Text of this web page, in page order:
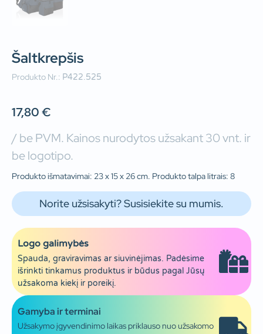
Šaltkrepšis
Produkto Nr.: P422.525
17,80€
/ be PVM. Kainos nurodytos užsakant 30 vnt. ir
be logotipo.
Produkto išmatavimai: 23 x 15 x 26 cm. Produkto talpa litrais: 8
Norite užsisakyti? Susisiekite su mumis.
Logo galimybės
Spauda, graviravimas ar siuvinėjimas. Padėsime
išrinkti tinkamus produktus ir būdus pagal Jūsų
užsakoma kiekį ir poreikį.
Gamyba ir terminai
Užsakymo įgyvendinimo laikas priklauso nuo užsakomo